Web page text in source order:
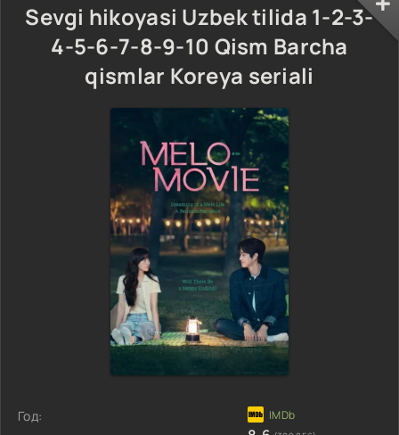
Sevgi hikoyasi Uzbek tilida 1-2-3-
4-5-6-7-8-9-10 Qism Barcha
qismlar Koreya seriali
Год: